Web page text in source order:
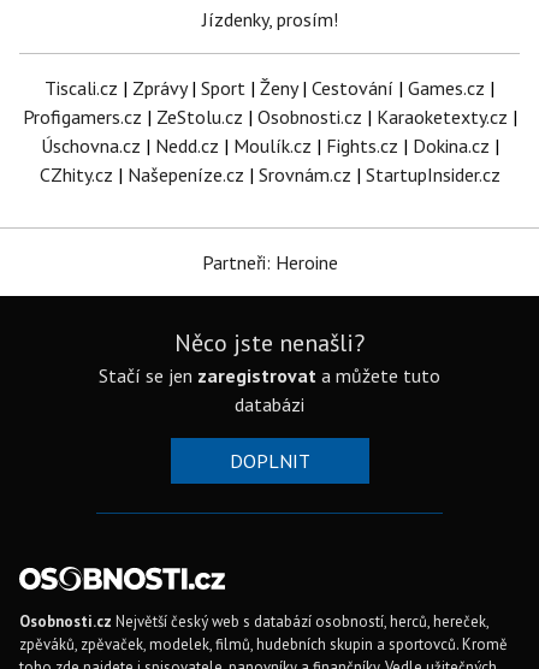
Jízdenky, prosím!
Tiscali.cz | Zprávy| Sport | Ženy| Cestování | Games.cz |
Profigamers.cz | ZeStolu.cz | Osobnosti.cz | Karaoketexty.cz |
Úschovna.cz | Nedd.cz | Moulík.cz | Fights.cz | Dokina.cz |
CZhity.cz | Našepeníze.cz | Srovnám.cz | StartupInsider.cz
Partneři: Heroine
Něco jste nenašli?
Stačí se jen zaregistrovat a můžete tuto
databázi
DOPLNIT
Osobnosti.cz Největší český web s databází osobností, herců, hereček,
zpěváků, zpěvaček, modelek, filmů, hudebních skupin a sportovců. Kromě